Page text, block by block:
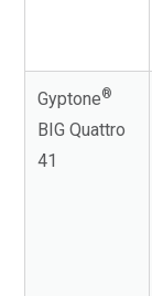
Gyptone®
BIG Quattro
41